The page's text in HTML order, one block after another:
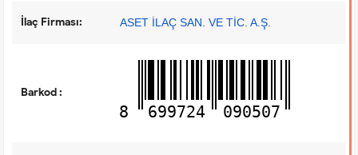
İlaç Firması: ASET İLAÇ SAN. VE TİC. A.Ş.
Barkod :
8 699724 090507